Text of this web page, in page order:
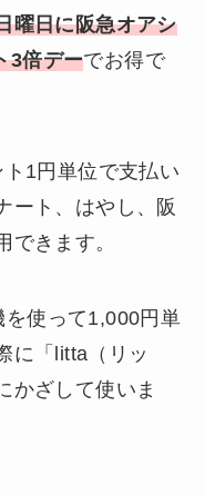
曜日に阪急オアシ
3倍デーでお得で
1円単位で支払い
ート、はやし、阪
きます。
を使って1,000円単
に「litta（リッ
かざして使いま